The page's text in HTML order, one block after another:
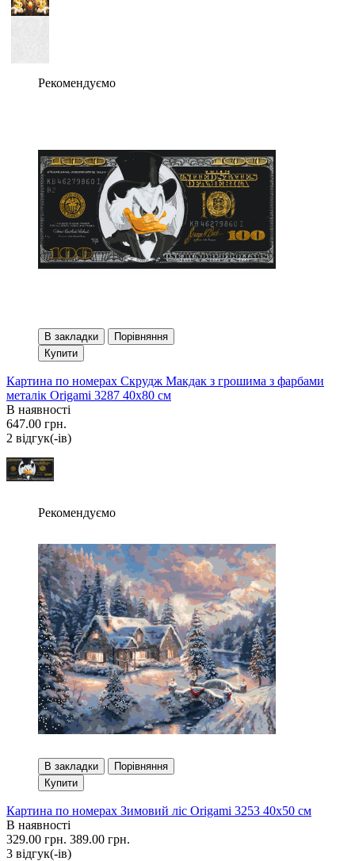
Рекомендуємо
В закладки
Порівняння
Купити
Картина по номерах Скрудж Макдак з грошима з фарбами
металік Origami 3287 40x80 см
В наявності
647.00 грн.
2 вiдгук(-iв)
Рекомендуємо
В закладки
Порівняння
Купити
Картина по номерах Зимовий ліс Origami 3253 40x50 см
В наявності
329.00 грн. 389.00 грн.
3 вiдгук(-iв)